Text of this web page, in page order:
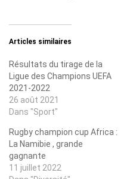
Articles similaires
Résultats du tirage de la
Ligue des Champions UEFA
2021-2022
26 août 2021
Dans "Sport"
Rugby champion cup Africa :
La Namibie , grande
gagnante
11 juillet 2022